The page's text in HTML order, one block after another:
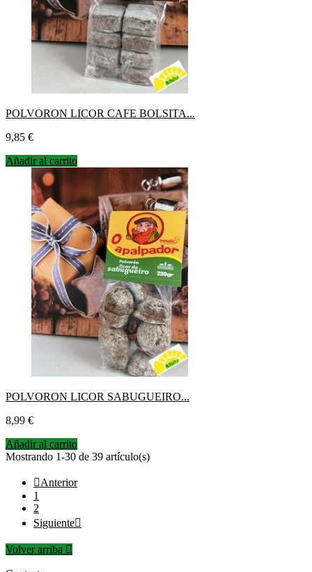
POLVORON LICOR CAFE BOLSITA...
Precio
9,85 €
Añadir al carrito
POLVORON LICOR SABUGUEIRO...
Precio
8,99 €
Añadir al carrito
Mostrando 1-30 de 39 artículo(s)
Anterior
1
2
Siguiente
Volver arriba 